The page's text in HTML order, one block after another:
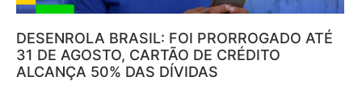
DESENROLA BRASIL: FOI PRORROGADO ATÉ
31 DE AGOSTO, CARTÃO DE CRÉDITO
ALCANÇA 50% DAS DÍVIDAS